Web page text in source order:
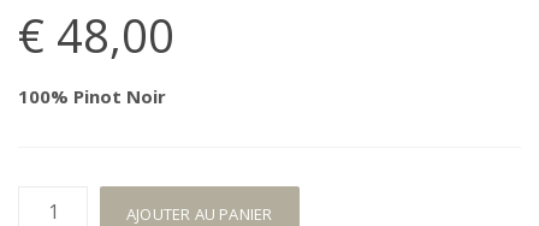
€ 48,00
100% Pinot Noir
quantité
AJOUTER AU PANIER